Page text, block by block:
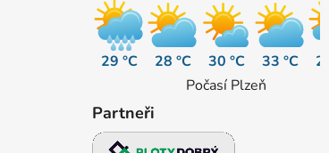
29 °C 28 °C 30 °C 33 °C
Počasí Plzeň
Partneři